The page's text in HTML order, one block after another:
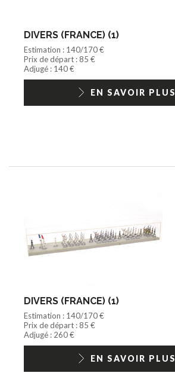
DIVERS (FRANCE) (1)
Estimation : 140/170 €
Prix de départ : 85 €
Adjugé : 140 €
EN SAVOIR PLUS
DIVERS (FRANCE) (1)
Estimation : 140/170 €
Prix de départ : 85 €
Adjugé : 260 €
EN SAVOIR PLUS